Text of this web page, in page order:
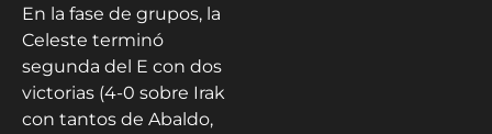
En la fase de grupos, la
Celeste terminó
segunda del E con dos
victorias (4-0 sobre Irak
con tantos de Abaldo,